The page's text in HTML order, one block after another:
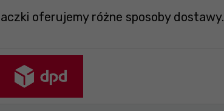
oferujemy różne sposoby dostawy.